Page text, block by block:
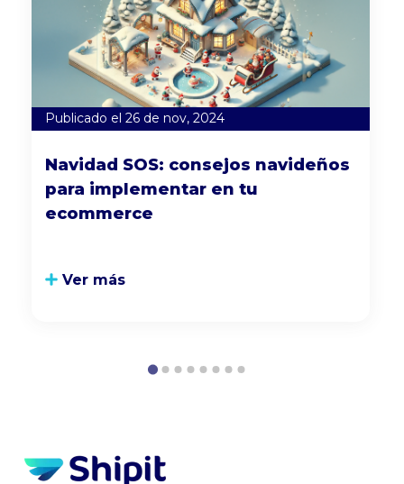
Publicado el 26 de nov, 2024
Navidad SOS: consejos navideños
para implementar en tu
ecommerce
Ver más